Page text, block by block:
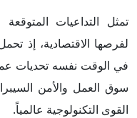
تمثل التداعيات
لفرصها الاقتصادية، إذ
في الوقت نفسه تحديات
سوق العمل والأمن
القوى التكنولوجية عالمياً.